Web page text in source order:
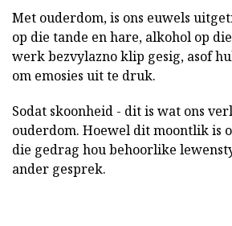
Met ouderdom, is ons euwels
op die tande en hare, alkohol op
werk bezvylazno klip gesig, asof
om emosies uit te druk.
Sodat skoonheid - dit is wat ons
ouderdom. Hoewel dit moontlik is
die gedrag hou behoorlike
ander gesprek.